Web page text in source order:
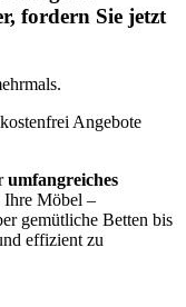
fordern Sie jetzt
Angebote
umfangreiches
Ihre Möbel –
gemütliche Betten bis
effizient zu